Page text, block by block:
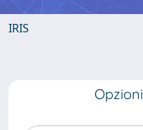
IRIS
Opzioni